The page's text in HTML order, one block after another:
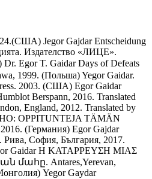
24.(США) Jegor Gajdar Entscheidung
Издателство «ЛИЦЕ».
Dr. Egor T. Gaidar Days of Defeats
1999. (Польша)Yegor Gaidar.
2003. (США) Egor Gaidar
Berspann, 2016. Translated
England, 2012. Translated by
OPPITUNТЕJA TÄMÄN
(Германия) Egor Gajdar
София, България, 2017.
Gaidar H KATAPPEYΣH MIAΣ
մահը. Antares,Yerevan,
Yegor Gaydar